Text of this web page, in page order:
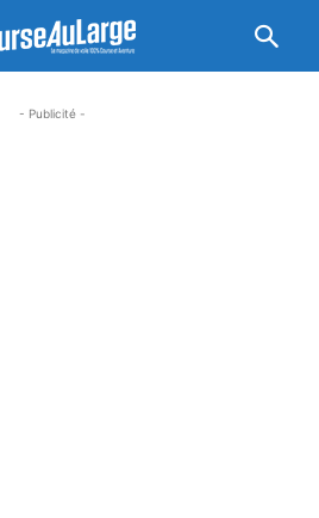
- Publicité -